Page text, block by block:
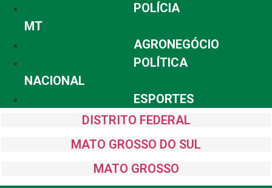
POLÍCIA
MT
AGRONEGÓCIO
POLÍTICA
NACIONAL
ESPORTES
DISTRITO FEDERAL
MATO GROSSO DO SUL
MATO GROSSO